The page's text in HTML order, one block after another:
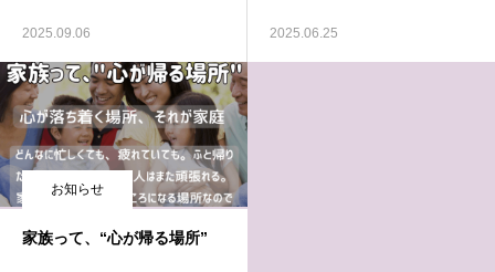
2025.09.06 2025.06.25
お知らせ
家族って、“心が帰る場所”